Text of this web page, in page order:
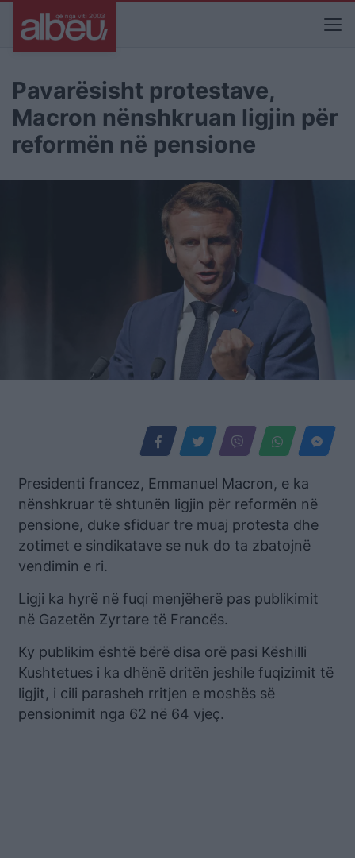
Pavarësisht protestave,
Macron nënshkruan ligjin për
reformën në pensione
Presidenti francez, Emmanuel Macron, e ka
nënshkruar të shtunën ligjin për reformën në
pensione, duke sfiduar tre muaj protesta dhe
zotimet e sindikatave se nuk do ta zbatojnë
vendimin e ri.
Ligji ka hyrë në fuqi menjëherë pas publikimit
në Gazetën Zyrtare të Francës.
Ky publikim është bërë disa orë pasi Këshilli
Kushtetues i ka dhënë dritën jeshile fuqizimit të
ligjit, i cili parasheh rritjen e moshës së
pensionimit nga 62 në 64 vjeç.